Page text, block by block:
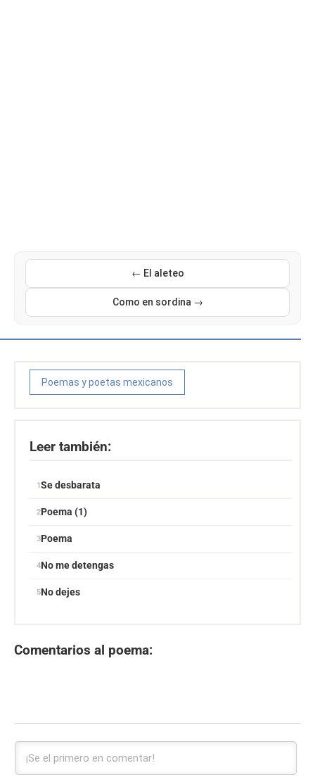
← El aleteo
Como en sordina →
Poemas y poetas mexicanos
Leer también:
Se desbarata
Poema (1)
Poema
No me detengas
No dejes
Comentarios al poema: